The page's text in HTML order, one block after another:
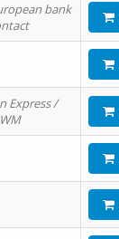
bank
Express /